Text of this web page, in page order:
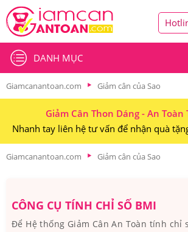
DANH MỤC
Giamcanantoan.com Giảm cân của Sao
Giảm Cân Thon Dáng - An Toàn
Nhanh tay liên hệ tư vấn để nhận quà
Giamcanantoan.com Giảm cân của Sao
CÔNG CỤ TÍNH CHỈ SỐ BMI
Để Hệ thống Giảm Cân An Toàn tính chỉ